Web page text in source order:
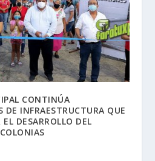
CONTINÚA
DE INFRAESTRUCTURA QUE
DESARROLLO DEL